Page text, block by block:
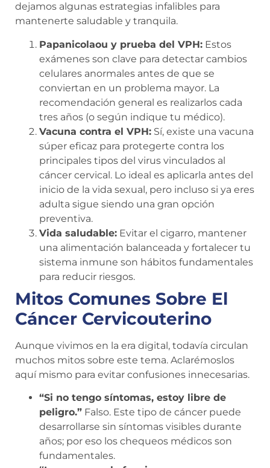
dejamos algunas estrategias infalibles para
mantenerte saludable y tranquila.
Papanicolaou y prueba del VPH: Estos
exámenes son clave para detectar cambios
celulares anormales antes de que se
conviertan en un problema mayor. La
recomendación general es realizarlos cada
tres años (o según indique tu médico).
Vacuna contra el VPH: Sí, existe una vacuna
súper eficaz para protegerte contra los
principales tipos del virus vinculados al
cáncer cervical. Lo ideal es aplicarla antes del
inicio de la vida sexual, pero incluso si ya eres
adulta sigue siendo una gran opción
preventiva.
Vida saludable: Evitar el cigarro, mantener
una alimentación balanceada y fortalecer tu
sistema inmune son hábitos fundamentales
para reducir riesgos.
Mitos Comunes Sobre El
Cáncer Cervicouterino
Aunque vivimos en la era digital, todavía circulan
muchos mitos sobre este tema. Aclarémoslos
aquí mismo para evitar confusiones innecesarias.
“Si no tengo síntomas, estoy libre de
peligro.” Falso. Este tipo de cáncer puede
desarrollarse sin síntomas visibles durante
años; por eso los chequeos médicos son
fundamentales.